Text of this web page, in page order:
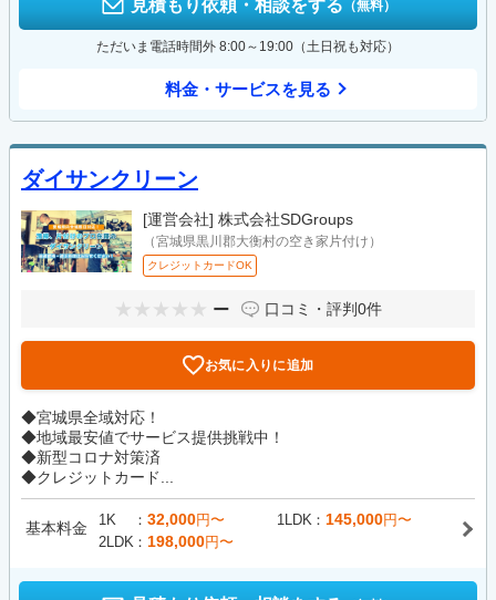
見積もり依頼・相談をする （無料）
ただいま電話時間外 8:00～19:00（土日祝も対応）
料金・サービスを見る
ダイサンクリーン
[運営会社] 株式会社SDGroups
（宮城県黒川郡大衡村の空き家片付け）
クレジットカードOK
ー 口コミ・評判0件
お気に入りに追加
◆宮城県全域対応！
◆地域最安値でサービス提供挑戦中！
◆新型コロナ対策済
◆クレジットカード...
基本料金 1K 32,000円〜 1LDK 145,000円〜
2LDK
198,000円〜